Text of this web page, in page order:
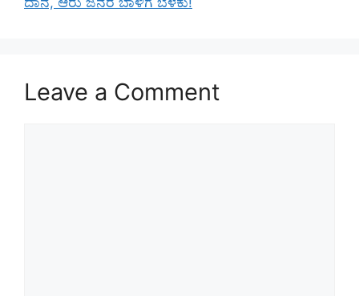
Leave a Comment